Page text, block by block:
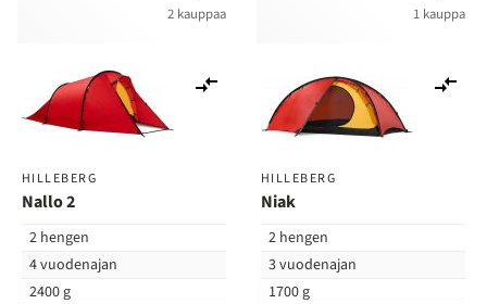
2 kauppaa 1 kauppa
HILLEBERG
Nallo 2
2 hengen
4 vuodenajan
2400 g
vertailuun
HILLEBERG
Niak
2 hengen
3 vuodenajan
1700 g